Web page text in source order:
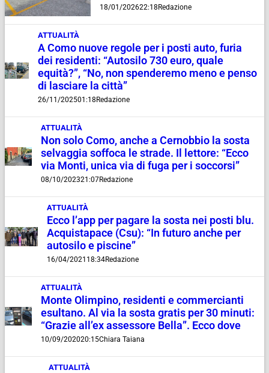
18/01/202622:18Redazione
ATTUALITÀ
A Como nuove regole per i posti auto, furia
dei residenti: “Autosilo 730 euro, quale
equità?”, “No, non spenderemo meno e penso
di lasciare la città”
26/11/202501:18Redazione
ATTUALITÀ
Non solo Como, anche a Cernobbio la sosta
selvaggia soffoca le strade. Il lettore: “Ecco
via Monti, unica via di fuga per i soccorsi”
08/10/202321:07Redazione
ATTUALITÀ
Ecco l’app per pagare la sosta nei posti blu.
Acquistapace (Csu): “In futuro anche per
autosilo e piscine”
16/04/2021 18:34Redazione
ATTUALITÀ
Monte Olimpino, residenti e commercianti
esultano. Al via la sosta gratis per 30 minuti:
“Grazie all’ex assessore Bella”. Ecco dove
10/09/202020:15Chiara Taiana
ATTUALITÀ